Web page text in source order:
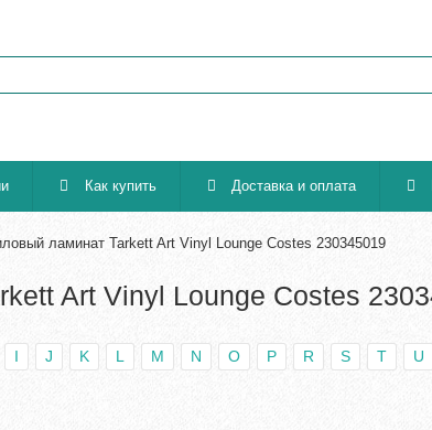
Как купить Доставка и оплата
ламинат Tarkett Art Vinyl Lounge Costes 230345019
Art Vinyl Lounge Costes
I J K L M N O P R S T U